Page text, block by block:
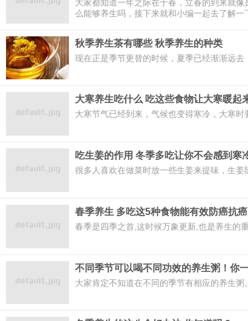
大家都知道一年之际在于春，立春的到来就
么能够养生吗，接下来就和小编一起去了解一
秋季养生茶有哪些 秋季养生的种类
现在正是季节更替的时候，夏季已经渐渐远
大寒养生吃什么 吃这些食物让大寒暖起
大寒节气已经到来，气候也变得寒冷，大寒
吃生姜的作用 冬季多吃让你不会感到寒
很多人喜欢在做菜时放一些生姜来提味，生
春季养生 多吃这5种食物能有效防癌抗癌
春季是四季之首,这时候万象更新,也是养生的
不同季节可以喝不同功效的养生粥！你
大家肯定不知道在不同的季节有相应的养生